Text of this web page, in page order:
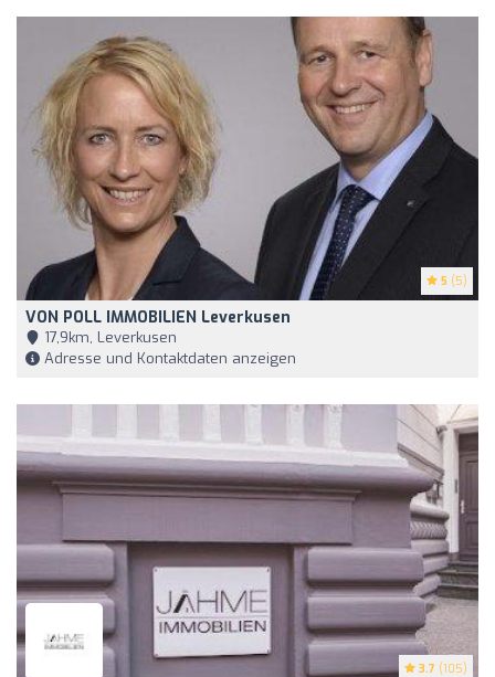
5 (5)
VON POLL IMMOBILIEN Leverkusen
17,9km, Leverkusen
Adresse und Kontaktdaten anzeigen
3.7 (105)